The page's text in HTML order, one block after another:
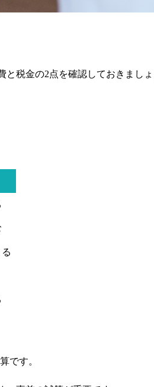
税金の2点を確認しておきましょ
です。